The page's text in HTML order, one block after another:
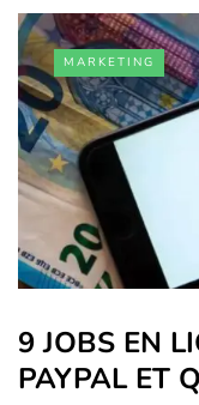
MARKETING
9 JOBS EN
PAYPAL ET